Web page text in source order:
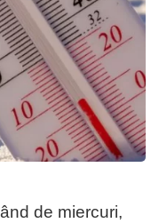
de miercuri,